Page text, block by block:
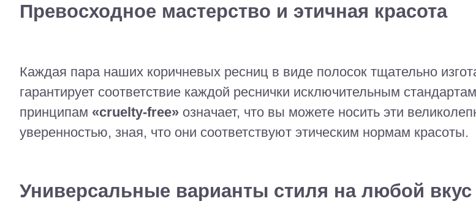
Превосходное мастерство и этичная красота
Каждая пара наших коричневых ресниц в виде полосок тщательно
гарантирует соответствие каждой реснички исключительным
принципам «cruelty-free» означает, что вы можете носить эти
уверенностью, зная, что они соответствуют этическим нормам красоты.
Универсальные варианты стиля на любой вкус